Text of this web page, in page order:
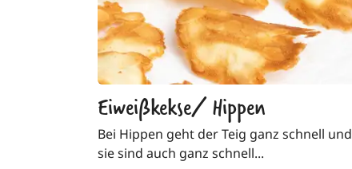
Eiweißkekse/ Hippen
Bei Hippen geht der Teig ganz schnell und
sie sind auch ganz schnell...